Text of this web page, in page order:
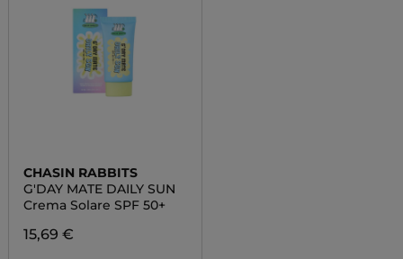
CHASIN RABBITS
G'DAY MATE DAILY SUN
Crema Solare SPF 50+
15,69 €